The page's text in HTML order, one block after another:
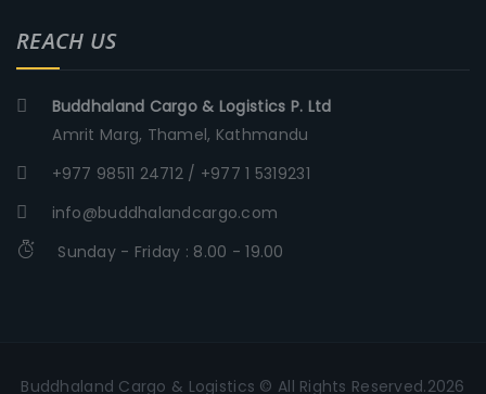
REACH US
Buddhaland Cargo & Logistics P. Ltd
Amrit Marg, Thamel, Kathmandu
+977 98511 24712 / +977 1 5319231
info@buddhalandcargo.com
Sunday - Friday : 8.00 - 19.00
Buddhaland Cargo & Logistics © All Rights Reserved.2026